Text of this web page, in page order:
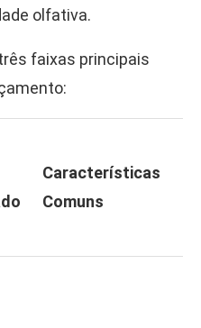
olfativa.
faixas principais
Características
Comuns